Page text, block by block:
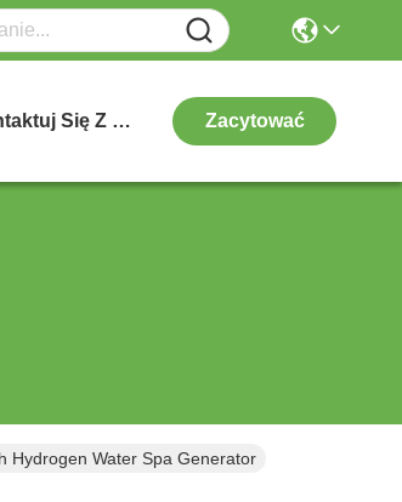
Skontaktuj Się Z Nami Zacytować
Hydrogen Water Spa Generator